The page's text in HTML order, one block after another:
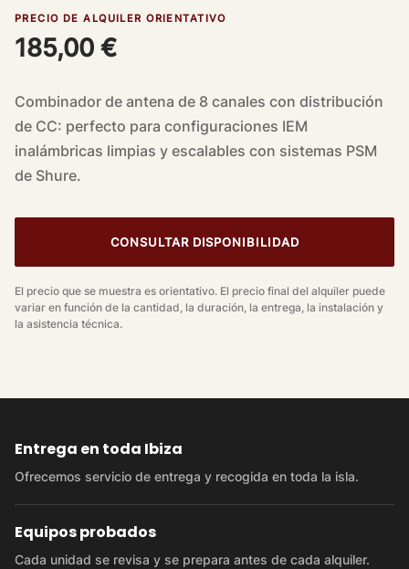
PRECIO DE ALQUILER ORIENTATIVO
185,00 €
Combinador de antena de 8 canales con distribución
de CC: perfecto para configuraciones IEM
inalámbricas limpias y escalables con sistemas PSM
de Shure.
CONSULTAR DISPONIBILIDAD
El precio que se muestra es orientativo. El precio final del alquiler puede
variar en función de la cantidad, la duración, la entrega, la instalación y
la asistencia técnica.
Entrega en toda Ibiza
Ofrecemos servicio de entrega y recogida en toda la isla.
Equipos probados
Cada unidad se revisa y se prepara antes de cada alquiler.